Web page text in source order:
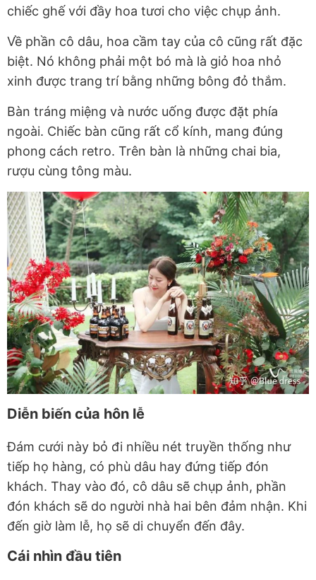
chiếc ghế với đầy hoa tươi cho việc chụp ảnh.
Về phần cô dâu, hoa cầm tay của cô cũng rất đặc
biệt. Nó không phải một bó mà là giỏ hoa nhỏ
xinh được trang trí bằng những bông đỏ thắm.
Bàn tráng miệng và nước uống được đặt phía
ngoài. Chiếc bàn cũng rất cổ kính, mang đúng
phong cách retro. Trên bàn là những chai bia,
rượu cùng tông màu.
Diễn biến của hôn lễ
Đám cưới này bỏ đi nhiều nét truyền thống như
tiếp họ hàng, có phù dâu hay đứng tiếp đón
khách. Thay vào đó, cô dâu sẽ chụp ảnh, phần
đón khách sẽ do người nhà hai bên đảm nhận. Khi
đến giờ làm lễ, họ sẽ di chuyển đến đây.
Cái nhìn đầu tiên